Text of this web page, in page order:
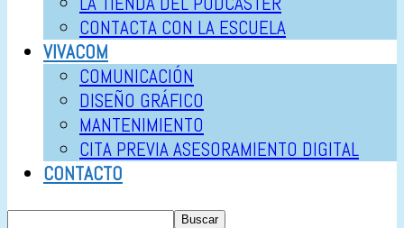
CONTACTA CON LA ESCUELA
VIVACOM
COMUNICACIÓN
DISEÑO GRÁFICO
MANTENIMIENTO
CITA PREVIA ASESORAMIENTO DIGITAL
CONTACTO